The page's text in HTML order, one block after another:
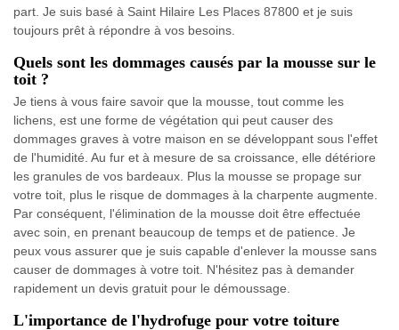
part. Je suis basé à Saint Hilaire Les Places 87800 et je suis
toujours prêt à répondre à vos besoins.
Quels sont les dommages causés par la mousse sur le
toit ?
Je tiens à vous faire savoir que la mousse, tout comme les
lichens, est une forme de végétation qui peut causer des
dommages graves à votre maison en se développant sous l'effet
de l'humidité. Au fur et à mesure de sa croissance, elle détériore
les granules de vos bardeaux. Plus la mousse se propage sur
votre toit, plus le risque de dommages à la charpente augmente.
Par conséquent, l'élimination de la mousse doit être effectuée
avec soin, en prenant beaucoup de temps et de patience. Je
peux vous assurer que je suis capable d'enlever la mousse sans
causer de dommages à votre toit. N'hésitez pas à demander
rapidement un devis gratuit pour le démoussage.
L'importance de l'hydrofuge pour votre toiture